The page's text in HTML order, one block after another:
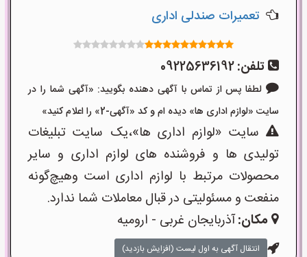
تعمیرات صندلی اداری
تلفن:09225636192
لطفا پس از تماس با آگهی دهنده بگویید: «آگهی شما را در
سایت «لوازم اداری ها» دیده ام و کد «آگهی-2» را اعلام کنید»
سایت «لوازم اداری ها»،یک سایت تبلیغات
تولیدی ها و فروشنده های لوازم اداری و سایر
محصولات مرتبط با لوازم اداری است وهیچ‌گونه
منفعت و مسئولیتی در قبال معاملات شما ندارد.
مکان:آذربایجان غربی - ارومیه
انتقال آگهی به اول لیست (افزایش بازدید)